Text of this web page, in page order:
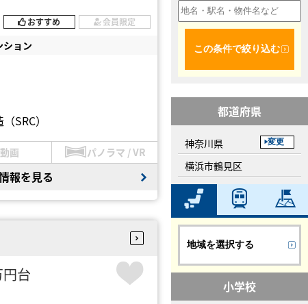
おすすめ 会員限定
ション
SRC）
動画 パノラマ / VR
報を見る
台
この条件で絞り込む
都道府県
神奈川県 変更
横浜市鶴見区
地域を選択する
小学校